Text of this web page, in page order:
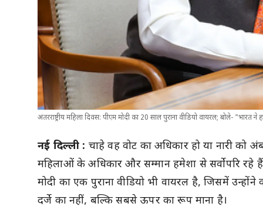
अंतरराष्ट्रीय महिला दिवस: पीएम मोदी का 20 साल पुराना वीडियो वायरल; बोले- "भारत ने
नई दिल्ली : चाहे वह वोट का अधिकार हो या नारी को
महिलाओं के अधिकार और सम्मान हमेशा से सर्वोपरि रहे हैं।
मोदी का एक पुराना वीडियो भी वायरल है, जिसमें
दर्जे का नहीं, बल्कि सबसे ऊपर का रूप माना है।